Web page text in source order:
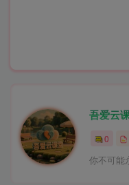
吾爱云
0
你不可能